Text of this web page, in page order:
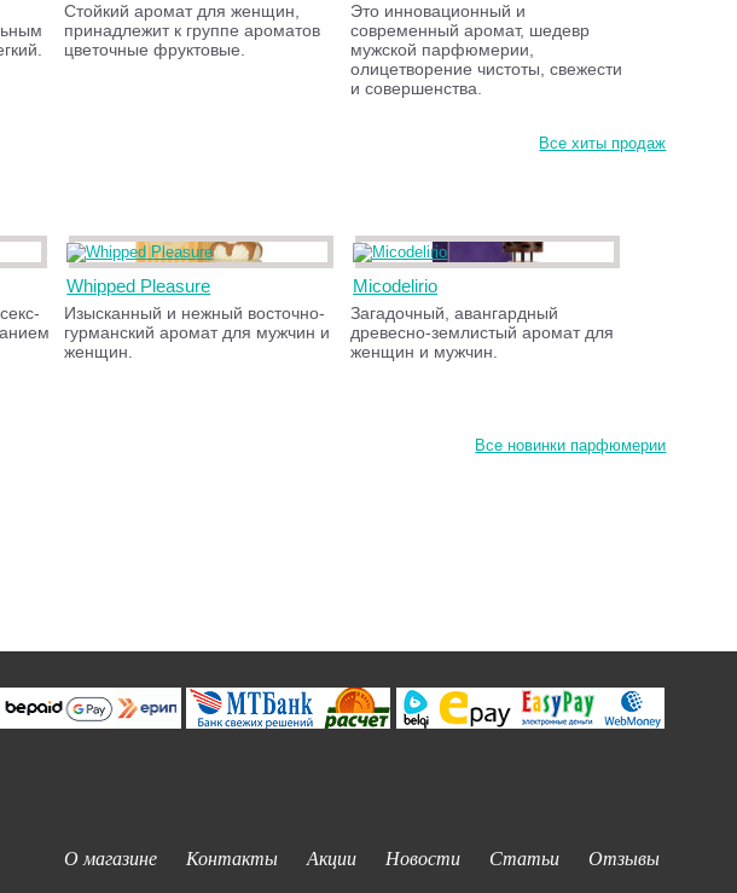
Стойкий аромат для женщин,
принадлежит к группе ароматов
цветочные фруктовые.
Это инновационный и
современный аромат, шедевр
мужской парфюмерии,
олицетворение чистоты, свежести
и совершенства.
Все хиты продаж
Whipped Pleasure
Изысканный и нежный восточно-
гурманский аромат для мужчин и
женщин.
Micodelirio
Загадочный, авангардный
древесно-землистый аромат для
женщин и мужчин.
Все новинки парфюмерии
О магазине Контакты Акции Новости Статьи Отзывы